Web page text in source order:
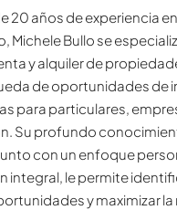
20 años de experiencia
Michele Bullo se
y alquiler de
de oportunidades de
para particulares,
Su profundo
con un enfoque
integral, le permite
y maximizar